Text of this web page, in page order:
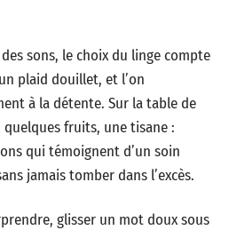
sons, le choix du linge compte
plaid douillet, et l’on
à la détente. Sur la table de
quelques fruits, une tisane :
qui témoignent d’un soin
jamais tomber dans l’excès.
glisser un mot doux sous